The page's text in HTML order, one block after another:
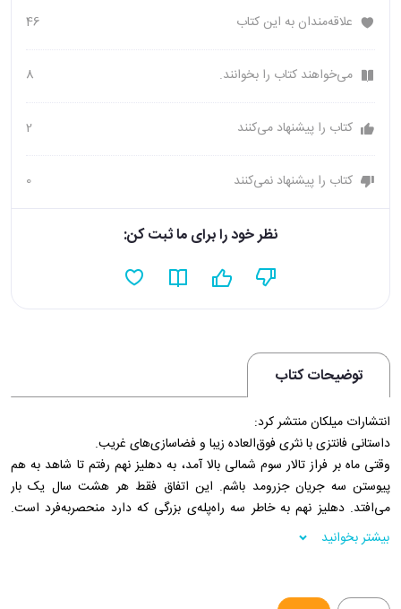
علاقه‌مندان به این کتاب 46
می‌خواهند کتاب را بخوانند. 8
کتاب را پیشنهاد می‌کنند 2
کتاب را پیشنهاد نمی‌کنند 0
نظر خود را برای ما ثبت کن:
توضیحات کتاب
انتشارات ميلکان منتشر کرد:
داستانی فانتزی با نثری فوق‌العاده زیبا و فضاسازی‌های غریب.
وقتی ماه بر فراز تالار سوم شمالی بالا آمد، به دهلیز نهم رفتم تا شاهد به هم
پیوستن سه جریان جزرومد باشم. این اتفاق فقط هر هشت سال یک بار
می‌افتد. دهلیز نهم به خاطر سه راه‌پله‌ی بزرگی که دارد منحصربه‌فرد است.
دیوارهایش با مجسمه‌های مرمری پوشیده شده است؛ صدها و صدها
مجسمه، ردیف‌ردیف تا ارتفاع زیادی بالا رفته است. از دیوار غربی بالا رفتم تا
سنگفرش. قد زن دو یا سه برابر من است و کندوی عسل با زنبورهایی مرمری‌
بیشتر بخوانید